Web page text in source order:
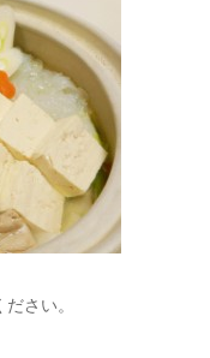
さい。